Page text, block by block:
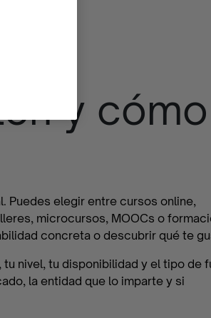
y cómo
Puedes elegir entre cursos online,
microcursos, MOOCs o
concreta o descubrir qué te
nivel, tu disponibilidad y el tipo de
la entidad que lo imparte y si